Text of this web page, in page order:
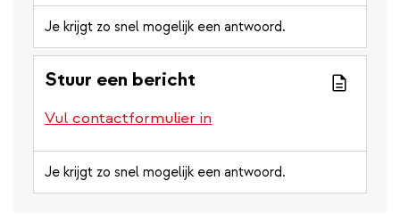
Je krijgt zo snel mogelijk een antwoord.
Stuur een bericht
Vul contactformulier in
Je krijgt zo snel mogelijk een antwoord.